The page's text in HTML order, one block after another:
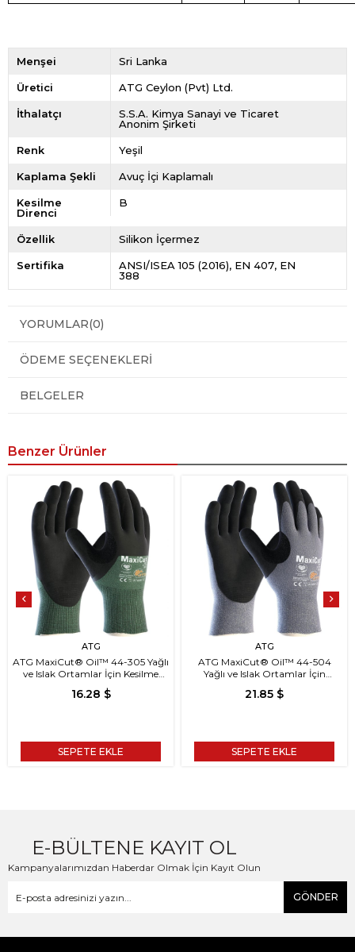
Menşei Sri Lanka
Üretici ATG Ceylon (Pvt) Ltd.
İthalatçı
S.S.A. Kimya Sanayi ve Ticaret
Anonim Şirketi
Renk Yeşil
Kaplama Şekli Avuç İçi Kaplamalı
Kesilme
Direnci
B
Özellik Silikon İçermez
Sertifika ANSI/ISEA 105 (2016) EN 407 EN
388
YORUMLAR(0)
ÖDEME SEÇENEKLERI
BELGELER
Benzer Ürünler
ATG
ATG MaxiCut® Oil™ 44-305 Yağlı
ve Islak Ortamlar İçin Kesilme
Dirençli İş Eldiveni
16.28 $
SEPETE EKLE
ATG
ATG MaxiCut® Oil™ 44-504
Yağlı ve Islak Ortamlar İçin
Kesilme Dirençli İş Eldiveni
21.85 $
SEPETE EKLE
E-BÜLTENE KAYIT OL
Kampanyalarımızdan Haberdar Olmak İçin Kayıt Olun
GÖNDER